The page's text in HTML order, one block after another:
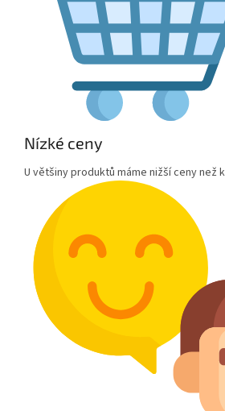
Nízké ceny
U většiny produktů máme nižší ceny než